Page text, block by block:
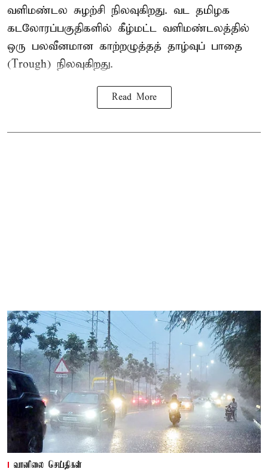
வளிமண்டல சுழற்சி நிலவுகிறது. வட தமிழக
கடலோரப்பகுதிகளில் கீழ்மட்ட வளிமண்டலத்தில்
ஒரு பலவீனமான காற்றழுத்தத் தாழ்வுப் பாதை
(Trough) நிலவுகிறது.
Read More
வானிலை செய்திகள்